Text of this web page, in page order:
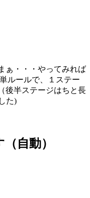
ぁ・・・やってみれば
ルールで、１ステー
後半ステージはちと長
た)
自動）